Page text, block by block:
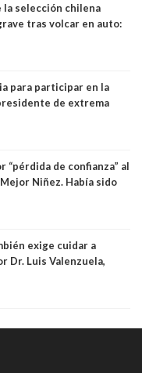
selección chilena
tras volcar en auto:
para participar en la
de extrema
“pérdida de confianza” al
Niñez. Había sido
exige cuidar a
Dr. Luis Valenzuela,
Silva Henríquez